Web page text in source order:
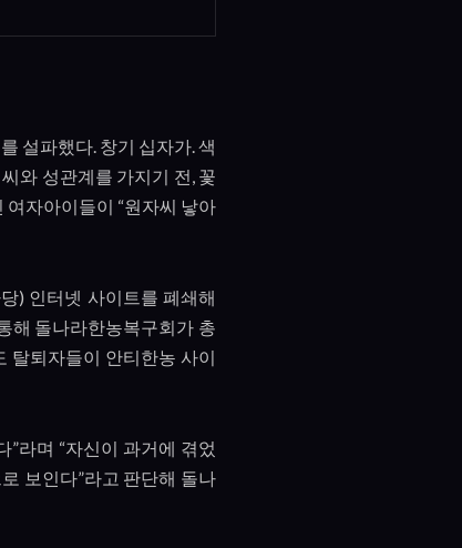
설파했다. 창기 십자가.색
와 성관계를 가지기 전, 꽃
여자아이들이 “원자씨 낳아
) 인터넷 사이트를 폐쇄해
해 돌나라한농복구회가 총
탈퇴자들이 안티한농 사이
”라며 “자신이 과거에 겪었
보인다”라고 판단해 돌나